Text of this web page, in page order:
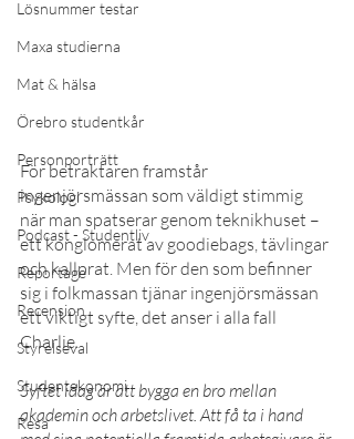
Lösnummer testar
Maxa studierna
Mat & hälsa
Örebro studentkår
Personporträtt
Psykologi
Podcast - Studentliv
Reportage
Recension
Styrelseval
Studentekonomi
Resa
För betraktaren framstår
ingenjörsmässan som väldigt stimmig
när man spatserar genom teknikhuset –
ett konglomerat av goodiebags, tävlingar
och kallprat. Men för den som befinner
sig i folkmassan tjänar ingenjörsmässan
ett viktigt syfte, det anser i alla fall
Charlie.
Syftet idag är att bygga en bro mellan
akademin och arbetslivet. Att få ta i hand